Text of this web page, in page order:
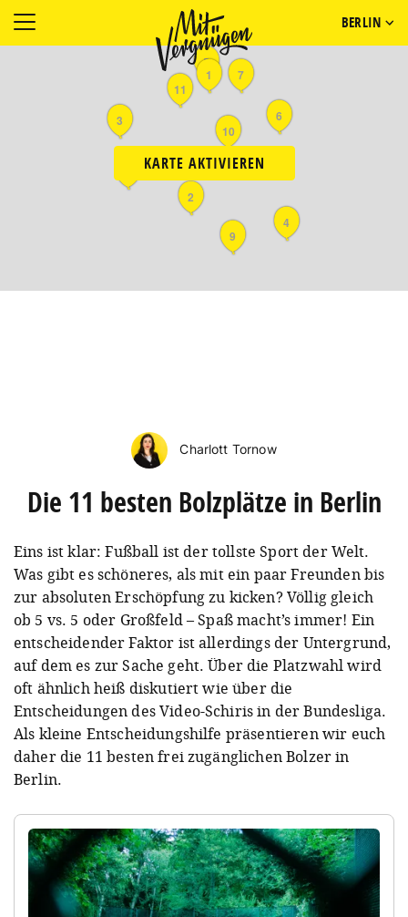
BERLIN
KARTE AKTIVIEREN
1
2
3
4
5
6
7
9
10
11
Charlott Tornow
Die 11 besten Bolzplätze in Berlin
Eins ist klar: Fußball ist der tollste Sport der Welt.
Was gibt es schöneres, als mit ein paar Freunden bis
zur absoluten Erschöpfung zu kicken? Völlig gleich
ob 5 vs. 5 oder Großfeld – Spaß macht’s immer! Ein
entscheidender Faktor ist allerdings der Untergrund,
auf dem es zur Sache geht. Über die Platzwahl wird
oft ähnlich heiß diskutiert wie über die
Entscheidungen des Video-Schiris in der Bundesliga.
Als kleine Entscheidungshilfe präsentieren wir euch
daher die 11 besten frei zugänglichen Bolzer in
Berlin.